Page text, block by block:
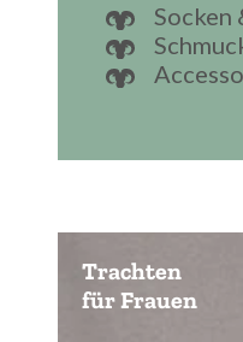
Socken
Trachten
für Frauen